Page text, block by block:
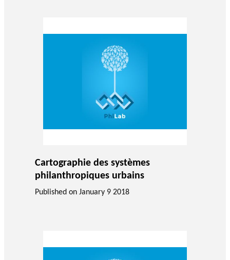
Cartographie des systèmes
philanthropiques urbains
Published on January 9 2018